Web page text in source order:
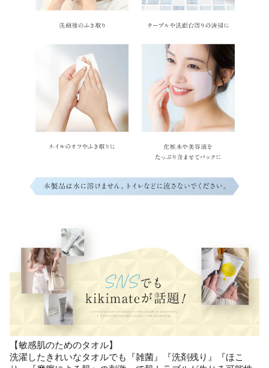
【敏感肌のためのタオル】
洗濯したきれいなタオルでも『雑菌』『洗剤残り』『ほこ